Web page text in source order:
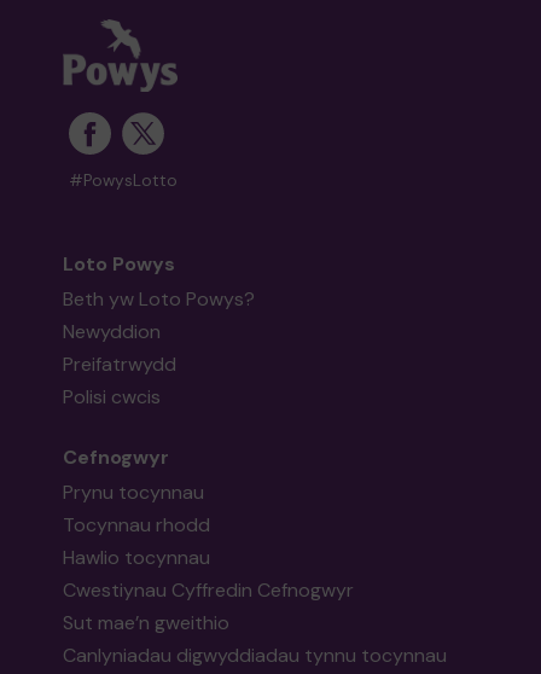
#PowysLotto
Loto Powys
Beth yw Loto Powys?
Newyddion
Preifatrwydd
Polisi cwcis
Cefnogwyr
Prynu tocynnau
Tocynnau rhodd
Hawlio tocynnau
Cwestiynau Cyffredin Cefnogwyr
Sut mae’n gweithio
Canlyniadau digwyddiadau tynnu tocynnau